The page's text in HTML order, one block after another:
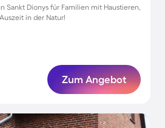
Sankt Dionys für Familien mit Haustieren,
in der Natur!
Zum Angebot